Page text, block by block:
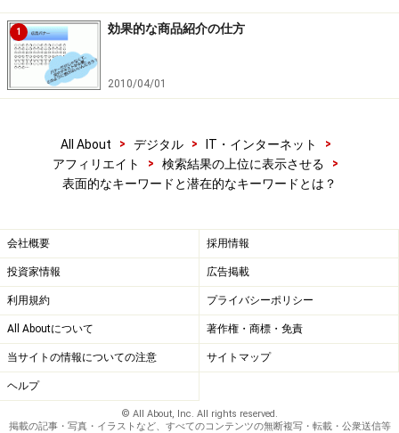
ただし、アフィリエイト初心者がいきなり潜在的な検索
キーワードを探すのは難しいため、まずは表面的な検索
キーワードを探しながらキーワード選定に慣れていきま
そして、表面的な検索キーワードを探すことに慣れてき
たら話題のキーワードを見つけ、そのキーワードから潜
検索キーワードを見つけられるように意識していきまし
ょう。
※記事内容は執筆時点のものです。最新の内容をご確認くださ
い。
※OSやアプリ、ソフトのバージョンによっては画面表示、操作方
法が異なる可能性があります。
【編集部おすすめの購入サイト】
1 効果的な商品紹介の仕方
2010/04/01
All About > デジタル > IT・インターネット
>
アフィリエイト
> 検索結果の上位に表示させる
>
表面的なキーワードと潜在的なキーワードとは？
会社概要 採用情報
投資家情報 広告掲載
利用規約 プライバシーポリシー
All Aboutについて 著作権・商標・免責
当サイトの情報についての注意 サイトマップ
ヘルプ
© All About, Inc. All rights reserved.
掲載の記事・写真・イラストなど、すべてのコンテンツの無断複写・転載・公衆送信等